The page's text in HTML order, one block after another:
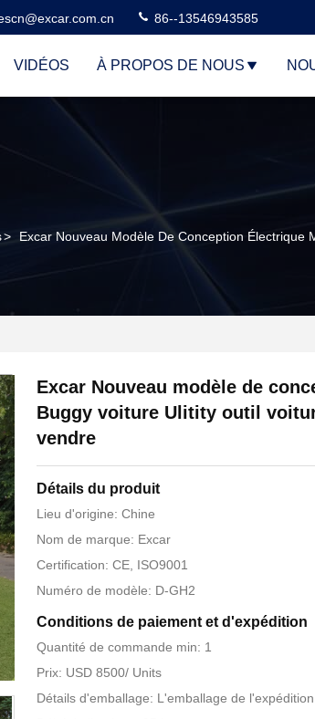
86--13546943585
VIDÉOS À PROPOS DE NOUS
> Excar Nouveau Modèle De Conception Électrique
Excar Nouveau modèle de
Buggy voiture Ulitity outil
vendre
Détails du produit
Lieu d'origine: Chine
Nom de marque: Excar
Certification: CE, ISO9001
Numéro de modèle: D-GH2
Conditions de paiement et d'expédition
Quantité de commande min: 1
Prix: USD 8500/ Units
Détails d'emballage: L'emballage de